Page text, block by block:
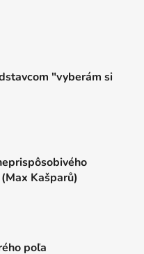
"vyberám si
Kašparů)
poľa